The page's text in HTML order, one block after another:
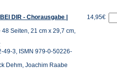
DIR - Chorausgabe |
Seiten, 21 cm x 29,7 cm,
49-3, ISMN 979-0-50226-
Dehm, Joachim Raabe
14,95€